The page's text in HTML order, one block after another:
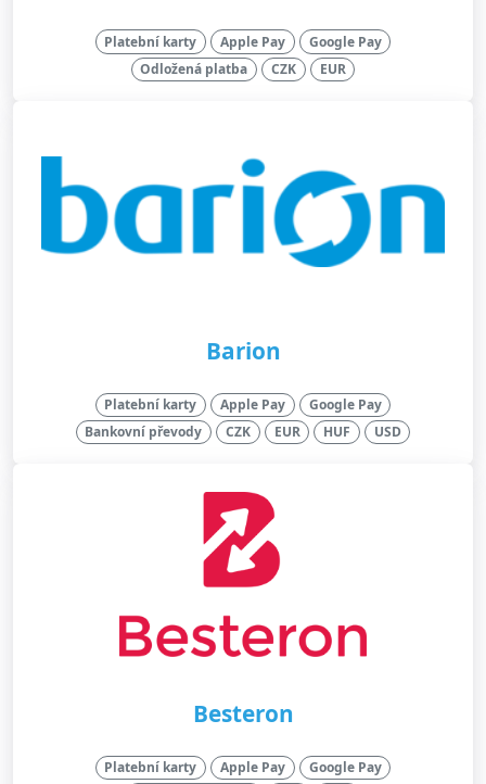
Platební karty Apple Pay
Google Pay
Odložená platba
CZK EUR
Barion
Platební karty Apple Pay
Google Pay
Bankovní převody
CZK EUR HUF USD
Besteron
Platební karty Apple Pay
Google Pay